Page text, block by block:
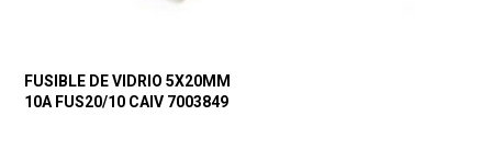
FUSIBLE DE VIDRIO 5X20MM
10A FUS20/10 CAIV 7003849